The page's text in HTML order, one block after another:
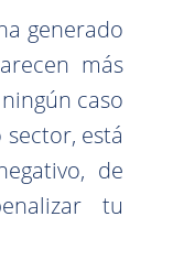
generado
más
caso
está
de
tu